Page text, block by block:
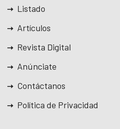
Listado
Artículos
Revista Digital
Anúnciate
Contáctanos
Política de Privacidad